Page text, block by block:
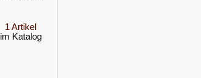
1 Artikel
im Katalog